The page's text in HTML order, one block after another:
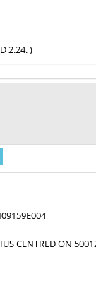
2.24. )
CENTRED ON